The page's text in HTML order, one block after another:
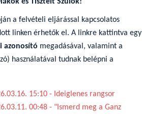
a felvételi eljárással kapcsolatos
linken érhetők el. A linkre kattintva egy
azonosító megadásával, valamint a
használatával tudnak belépni a
15:10 - Ideiglenes rangsor
00:48 - "Ismerd meg a Ganz